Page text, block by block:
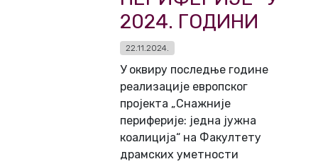
2024. ГОДИНИ
22.11.2024.
У оквиру последње године
реализације европског
пројекта „Снажније
периферије: једна јужна
коалиција“ на Факултету
драмских уметности